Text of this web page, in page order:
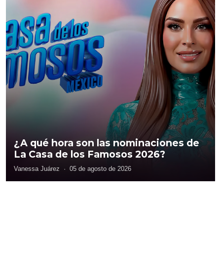
¿A qué hora son las nominaciones de
La Casa de los Famosos 2026?
Vanessa Juárez · 05 de agosto de 2026